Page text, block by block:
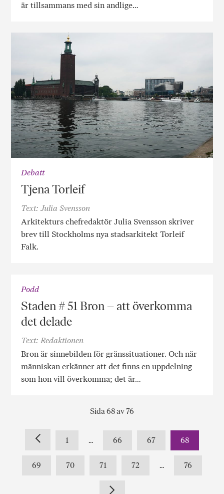
är tillsammans med sin andlige…
Debatt
Tjena Torleif
Text: Julia Svensson
Arkitekturs chefredaktör Julia Svensson skriver
brev till Stockholms nya stadsarkitekt Torleif
Falk.
Podd
Staden # 51 Bron – att överkomma
det delade
Text: Redaktionen
Bron är sinnebilden för gränssituationer. Och när
människan erkänner att det finns en uppdelning
som hon vill överkomma; det är…
Sida 68 av 76
1 ... 66 67 68
69 70 71 72 ... 76